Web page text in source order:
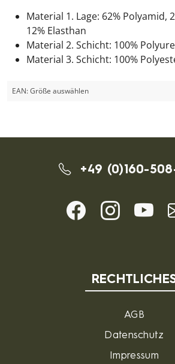
Material 1. Lage: 62% Polyamid,
12% Elasthan
Material 2. Schicht: 100%
Material 3. Schicht: 100%
EAN:Größe auswählen
+49 (0)160-
AGB
Datenschutz
Impressum